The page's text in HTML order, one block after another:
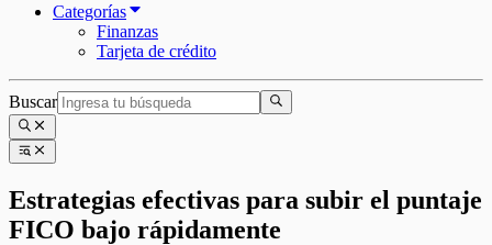
Categorías
Finanzas
Tarjeta de crédito
Buscar
Estrategias efectivas para subir el puntaje
FICO bajo rápidamente